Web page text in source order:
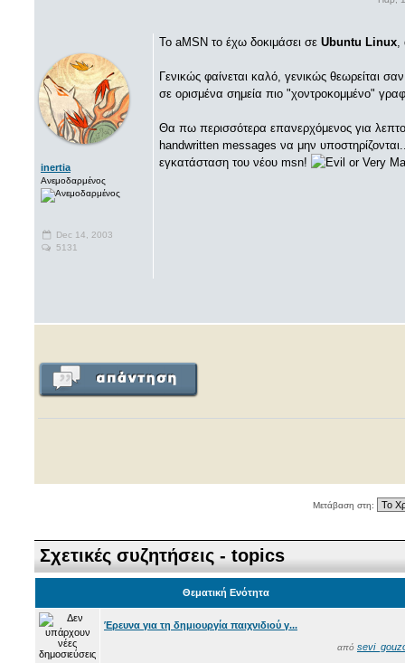
inertia
Ανεμοδαρμένος
Dec 14, 2003
5131
Το aMSN το έχω δοκιμάσει σε Ubuntu Linux
Γενικώς φαίνεται καλό, γενικώς θεωρείται
σε ορισμένα σημεία πιο "χοντροκομμένο"
Θα πω περισσότερα επανερχόμενος για
handwritten messages να μην
εγκατάσταση του νέου msn!
Μετάβαση στη:
Σχετικές συζητήσεις - topics
Θεματική Ενότητα
Έρευνα για τη δημιουργία παιχνιδιού γ...
από